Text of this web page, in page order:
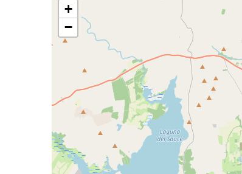
+
−